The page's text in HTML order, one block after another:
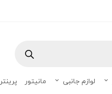
لوازم جانبی مانیتور پرینتر